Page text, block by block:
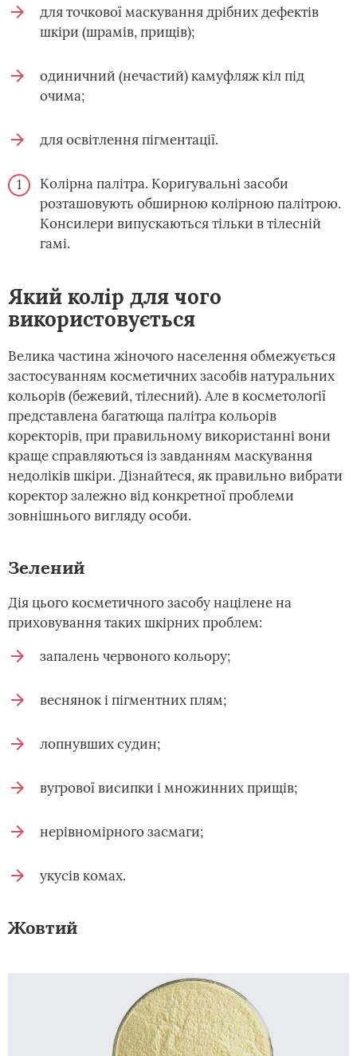
для точкової маскування дрібних дефектів
шкіри (шрамів, прищів);
одиничний (нечастий) камуфляж кіл під
очима;
для освітлення пігментації.
Колірна палітра. Коригувальні засоби
розташовують обширною колірною палітрою.
Консилери випускаються тільки в тілесній
гамі.
Який колір для чого
використовується
Велика частина жіночого населення обмежується
застосуванням косметичних засобів натуральних
кольорів (бежевий, тілесний). Але в косметології
представлена багатюща палітра кольорів
коректорів, при правильному використанні вони
краще справляються із завданням маскування
недоліків шкіри. Дізнайтеся, як правильно вибрати
коректор залежно від конкретної проблеми
зовнішнього вигляду особи.
Зелений
Дія цього косметичного засобу націлене на
приховування таких шкірних проблем:
запалень червоного кольору;
веснянок і пігментних плям;
лопнувших судин;
вугрової висипки і множинних прищів;
нерівномірного засмаги;
укусів комах.
Жовтий